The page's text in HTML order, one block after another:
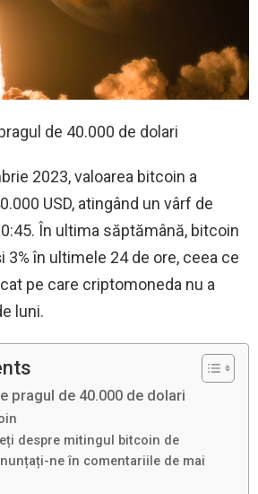
de 40.000 de dolari
2023, valoarea bitcoin a
USD, atingând un vârf de
În ultima săptămână, bitcoin
3% în ultimele 24 de ore, ceea ce
pe care criptomoneda nu a
luni.
pragul de 40.000 de dolari
despre mitingul bitcoin de
ne în comentariile de mai